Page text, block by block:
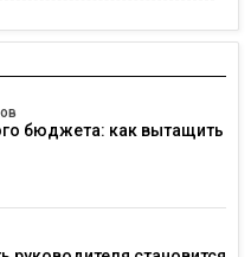
бюджета: как вытащить